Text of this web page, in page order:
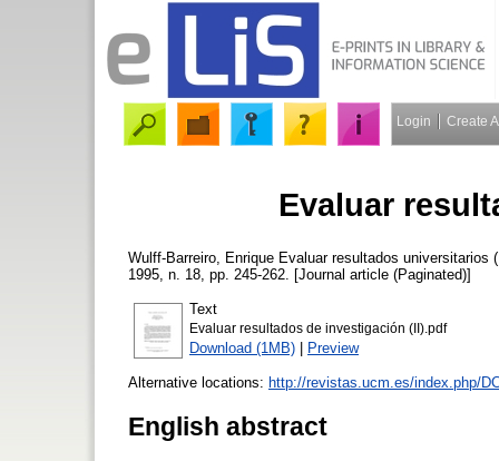
Login Create
Evaluar
Wulff-Barreiro, Enrique Evaluar resultados universitarios
1995, n. 18, pp. 245-262. [Journal article (Paginated)]
Text
Evaluar resultados de investigación (II).pdf
Download (1MB) | Preview
Alternative locations: http://revistas.ucm.es/index.php/
English abstract